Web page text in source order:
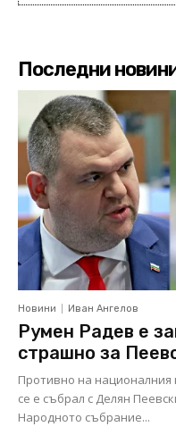
Последни
Новини Иван Ангелов
Румен Радев е
страшно за
Противно на
се е събрал с Делян
Народното събрание...